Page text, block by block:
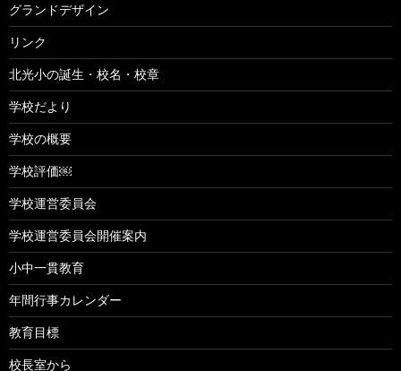
グランドデザイン
リンク
北光小の誕生・校名・校章
学校だより
学校の概要
学校評価￼
学校運営委員会
学校運営委員会開催案内
小中一貫教育
年間行事カレンダー
教育目標
校長室から